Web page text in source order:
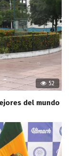
52
del mundo